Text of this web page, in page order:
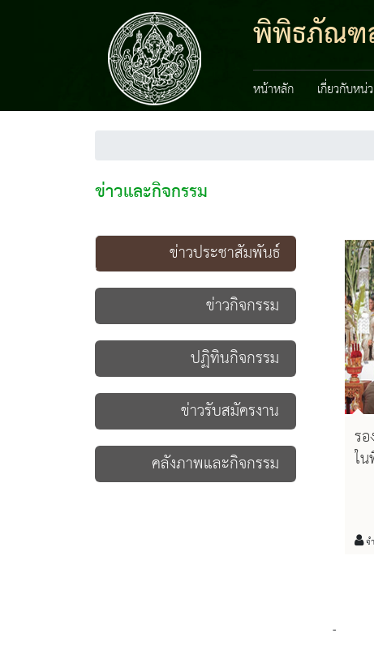
พิพิธภัณฑ
หน้าหลัก เกี่ยวกับหน่
ข่าวและกิจกรรม
ข่าวประชาสัมพันธ์
ข่าวกิจกรรม
ปฏิทินกิจกรรม
ข่าวรับสมัครงาน
คลังภาพและกิจกรรม
ร
ใ
จ
-